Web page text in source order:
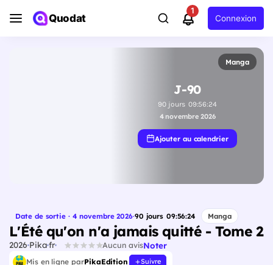
Quodat
1
Connexion
Manga
J-90
90 jours 09:56:24
4 novembre 2026
Ajouter au calendrier
Date de sortie · 4 novembre 2026·90 jours 09:56:24 Manga
L'Été qu'on n'a jamais quitté - Tome 2
2026 Pikafr Aucun avisNoter
Mis en ligne parPikaEdition Suivre